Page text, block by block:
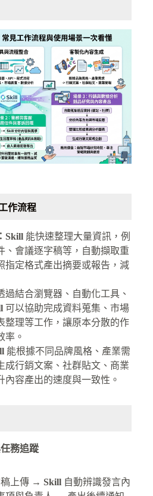
作流程
Skill 能快速整理大量資訊，例
、會議逐字稿等，自動擷取重
指定格式產出摘要或報告，減
過結合瀏覽器、自動化工具、
可以協助完成資料蒐集、市場
整理等工作，讓原本分散的作
率。
能根據不同品牌風格、產業需
成行銷文案、社群貼文、商業
內容產出的速度與一致性。
務追蹤
上傳 → Skill 自動辨識發言內